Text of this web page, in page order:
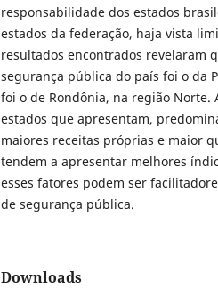
responsabilidade dos estados
estados da federação, haja vista
resultados encontrados revelaram
segurança pública do país foi o da
foi o de Rondônia, na região Norte.
estados que apresentam,
maiores receitas próprias e maior
tendem a apresentar melhores
esses fatores podem ser
de segurança pública.
Downloads